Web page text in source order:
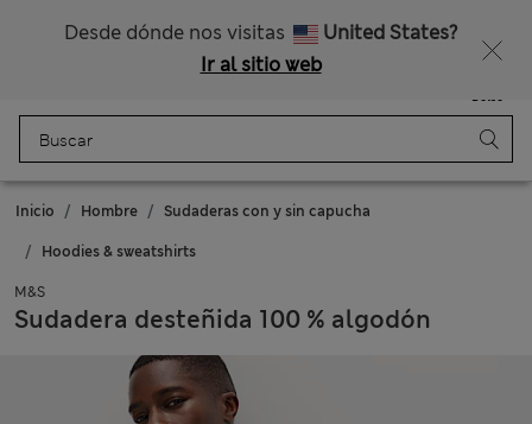
Desde dónde nos visitas
United States?
Ir al sitio web
Bolso
Inicio Hombre Sudaderas con y sin capucha
Hoodies & sweatshirts
M&S
Sudadera desteñida 100 % algodón